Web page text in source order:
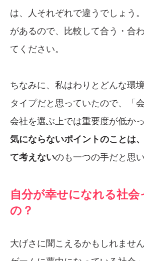
は、人それぞれで違うでしょう
があるので、比較して合う・合
てください。
ちなみに、私はわりとどんな環
タイプだと思っていたので、「
会社を選ぶ上では重要度が低かっ
気にならないポイントのことは
て考えないのも一つの手だと思
自分が幸せになれる社
の？
大げさに聞こえるかもしれませ